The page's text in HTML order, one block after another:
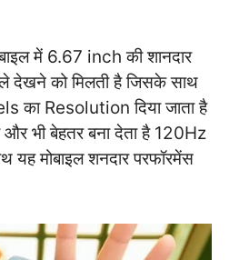
में 6.67 inch की शानदार
देखने को मिलती है जिसके साथ
का Resolution दिया जाता है
और भी बेहतर बना देता है 120Hz
मोबाइल शनदार परफॉरमेंस